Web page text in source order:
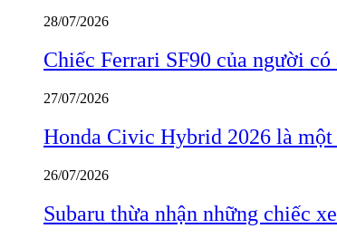
28/07/2026
Chiếc Ferrari SF90 của người
27/07/2026
Honda Civic Hybrid 2026 là
26/07/2026
Subaru thừa nhận những chiếc